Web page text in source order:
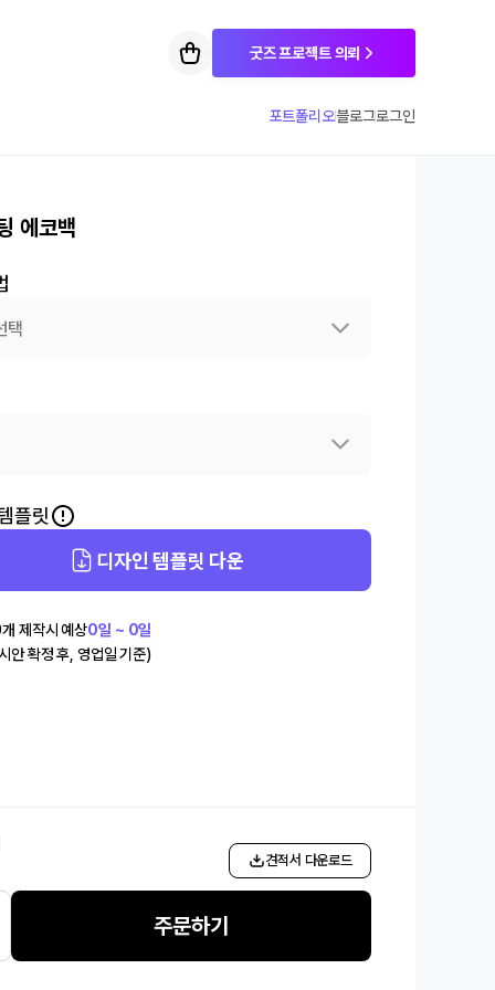
굿즈 프로젝트 의뢰
포트폴리오블로그로그인
에코백
택
플릿
디자인 템플릿 다운
개 제작시 예상0일 ~ 0일
안 확정 후, 영업일 기준)
견적서 다운로드
주문하기